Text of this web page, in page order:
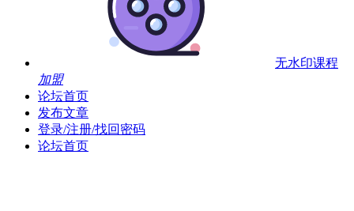
无水印课程
加盟
论坛首页
发布文章
登录/注册/找回密码
论坛首页